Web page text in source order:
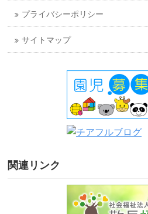
プライバシーポリシー
サイトマップ
関連リンク